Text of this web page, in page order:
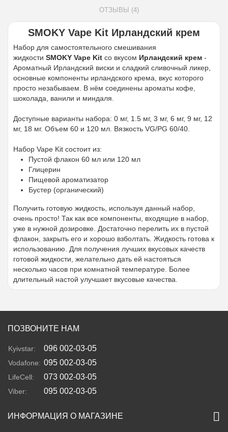
ОТЗЫВЫ (4)
SMOKY Vape Kit Ирландский крем
Набор для самостоятельного смешивания
жидкости SMOKY Vape Kit со вкусом Ирландский крем -
Ароматный Ирландский виски и сладкий сливочный ликер,
основные компоненты ирландского крема, вкус которого
просто незабываем. В нём соединены ароматы кофе,
шоколада, ванили и миндаля.
Доступные варианты набора: 0 мг, 1.5 мг, 3 мг, 6 мг, 9 мг, 12
мг, 18 мг. Объем 60 и 120 мл. Вязкость VG/PG 60/40.
Набор Vape Kit состоит из:
Пустой флакон 60 мл или 120 мл
Глицерин
Пищевой ароматизатор
Бустер (органический)
Получить готовую жидкость, используя данный набор,
очень просто! Так как все компоненты, входящие в набор,
уже в нужной дозировке. Достаточно перелить их в пустой
флакон, закрыть его и хорошо взболтать. Жидкость готова к
использованию. Для получения лучших вкусовых качеств
готовой жидкости, желательно дать ей настояться
несколько часов при комнатной температуре. Более
длительный настой улучшает вкусовые качества.
ПОЗВОНИТЕ НАМ
Kyivstar: 096 002-03-05
Vodafone: 095 002-03-05
LifeCell: 073 002-03-05
Viber: 095 002-03-05
ИНФОРМАЦИЯ О МАГАЗИНЕ